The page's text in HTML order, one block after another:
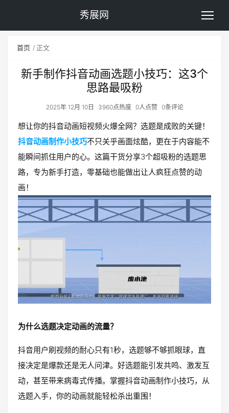
秀展网
首页 正文
新手制作抖音动画选题小技巧：这3个
思路最吸粉
2025年 12月 10日 3960点热度 0人点赞 0条评论
想让你的抖音动画短视频火爆全网？选题是成败的关键！
抖音动画制作小技巧不只关乎画面炫酷，更在于内容能不
能瞬间抓住用户的心。这篇干货分享3个超吸粉的选题思
路，专为新手打造，零基础也能做出让人疯狂点赞的动
画！
为什么选题决定动画的流量？
抖音用户刷视频的耐心只有1秒，选题够不够抓眼球，直
接决定是爆款还是无人问津。好选题能引发共鸣、激发互
动，甚至带来病毒式传播。掌握抖音动画制作小技巧，从
选题入手，你的动画就能轻松杀出重围！